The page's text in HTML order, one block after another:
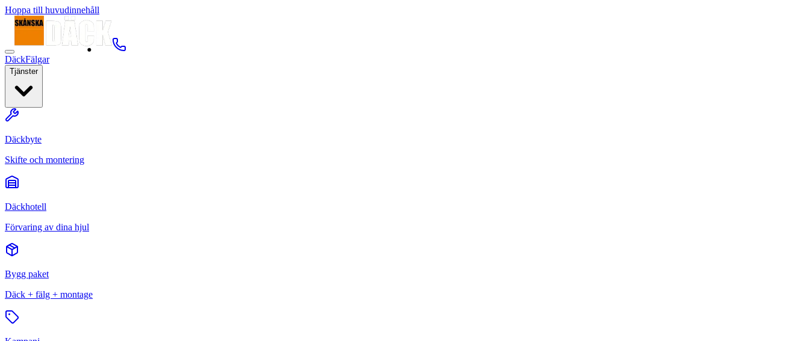
Hoppa till huvudinnehåll
DäckFälgar
Tjänster
Däckbyte
Skifte och montering
Däckhotell
Förvaring av dina hjul
Bygg paket
Däck + fälg + montage